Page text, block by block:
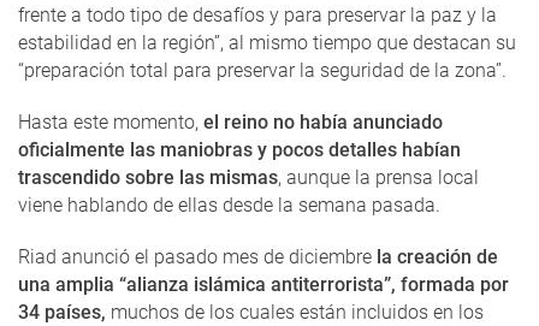
frente a todo tipo de desafíos y para preservar la paz y la
estabilidad en la región”, al mismo tiempo que destacan su
“preparación total para preservar la seguridad de la zona”.
Hasta este momento, el reino no había anunciado
oficialmente las maniobras y pocos detalles habían
trascendido sobre las mismas, aunque la prensa local
viene hablando de ellas desde la semana pasada.
Riad anunció el pasado mes de diciembre la creación de
una amplia “alianza islámica antiterrorista”, formada por
34 países, muchos de los cuales están incluidos en los